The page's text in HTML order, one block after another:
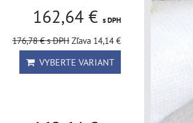
162,64 € s DPH
176,78 €s DPH Zľava 14,14 €
VYBERTE VARIANT